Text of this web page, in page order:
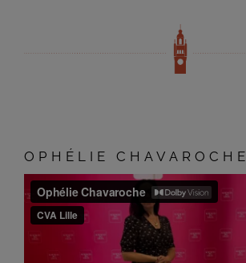
OPHÉLIE CHAVAROCHE